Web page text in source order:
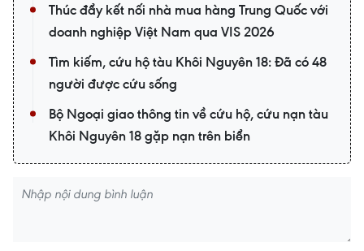
Thúc đẩy kết nối nhà mua hàng Trung Quốc với
doanh nghiệp Việt Nam qua VIS 2026
Tìm kiếm, cứu hộ tàu Khôi Nguyên 18: Đã có 48
người được cứu sống
Bộ Ngoại giao thông tin về cứu hộ, cứu nạn tàu
Khôi Nguyên 18 gặp nạn trên biển